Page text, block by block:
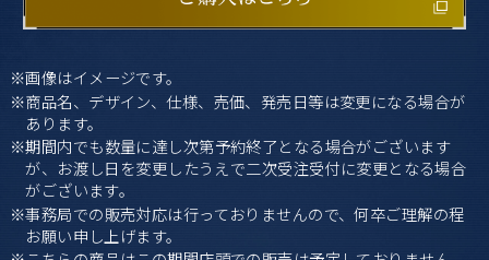
※画像はイメージです。
※商品名、デザイン、仕様、売価、発売日等は変更になる場合が
あります。
※期間内でも数量に達し次第予約終了となる場合がございます
が、お渡し日を変更したうえで二次受注受付に変更となる場合
がございます。
※事務局での販売対応は行っておりませんので、何卒ご理解の程
お願い申し上げます。